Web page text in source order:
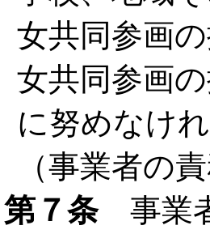
女共同参画
女共同参画
に努めなけ
（事業者の責
第７条事業者